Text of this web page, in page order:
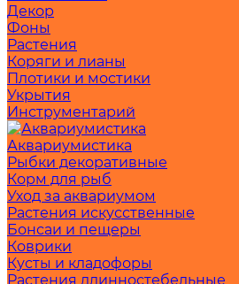
Декор
Фоны
Растения
Коряги и лианы
Плотики и мостики
Укрытия
Инструментарий
Аквариумистика
Рыбки декоративные
Корм для рыб
Уход за аквариумом
Растения искусственные
Бонсаи и пещеры
Коврики
Кусты и кладофоры
Растения длинностебельные